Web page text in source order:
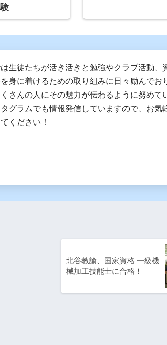
生徒たちが活き活きと勉強やクラブ活動、
身に着けるための取り組みに日々励んでお
さんの人にその魅力が伝わるように努めて
グラムでも情報発信していますので、お気
ください！
北谷教諭、国家資格 一級機
械加工技能士に合格！